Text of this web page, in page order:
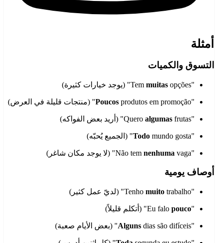
أمثلة
التسوق والكميات
"Tem
muitas opções" (يوجد خيارات كثيرة)
"
Poucos produtos em promoção" (منتجات قليلة في العرض)
"Quero
algumas frutas" (أريد بعض الفواكه)
"
Todo mundo gosta" (الجميع يُحبّه)
"Não tem
nenhuma vaga" (لا يوجد مكان شاغر)
أوصاف يومية
"Tenho
muito trabalho" (لديّ عمل كثير)
"Eu falo
pouco " (أتكلم قليلاً)
"
Alguns dias são difíceis" (بعض الأيام صعبة)